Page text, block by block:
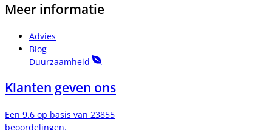
Meer informatie
Advies
Blog
Duurzaamheid
Klanten geven ons
Een 9.6 op basis van 23855
beoordelingen.